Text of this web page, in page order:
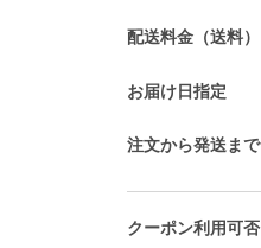
配送料金（送料）
お届け日指定
注文から発送まで
クーポン利用可否